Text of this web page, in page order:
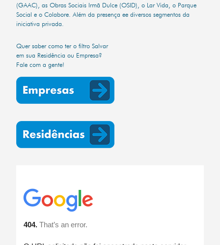
(GAAC), as Obras Sociais Irmã Dulce (OSID), o Lar Vida, o Parque
Social e o Colabore. Além da presença ee diversos segmentos da
iniciativa privada.
Quer saber como ter o filtro Salvar
em sua Residência ou Empresa?
Fale com a gente!